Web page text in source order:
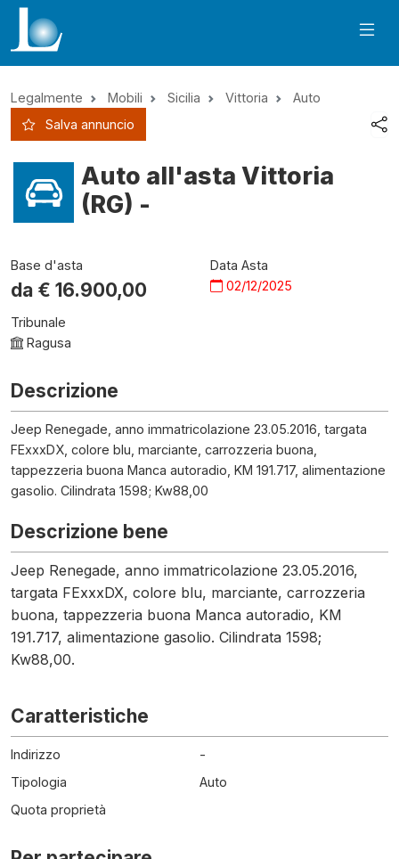
Legalmente Mobili Sicilia Vittoria
Auto
Salva annuncio
Auto all'asta Vittoria
(RG) -
Base d'asta
da € 16.900,00
Data Asta
02/12/2025
Tribunale
Ragusa
Descrizione
Jeep Renegade, anno immatricolazione 23.05.2016, targata
FExxxDX, colore blu, marciante, carrozzeria buona,
tappezzeria buona Manca autoradio, KM 191.717, alimentazione
gasolio. Cilindrata 1598; Kw88,00
Descrizione bene
Jeep Renegade, anno immatricolazione 23.05.2016,
targata FExxxDX, colore blu, marciante, carrozzeria
buona, tappezzeria buona Manca autoradio, KM
191.717, alimentazione gasolio. Cilindrata 1598;
Kw88,00.
Caratteristiche
Indirizzo
-
Tipologia
Auto
Quota proprietà